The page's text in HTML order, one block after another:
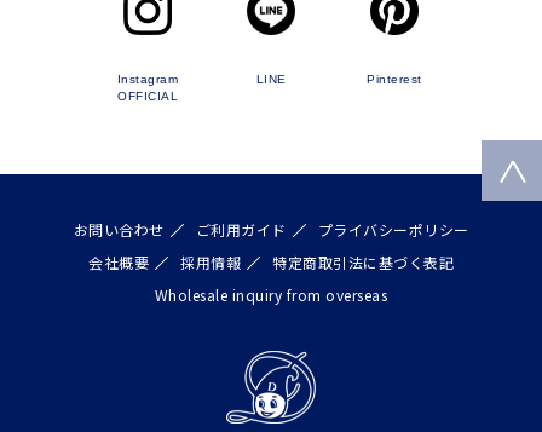
Instagram
OFFICIAL
LINE Pinterest
お問い合わせ ご利用ガイド
プライバシーポリシー
会社概要
採用情報
特定商取引法に基づく表記
Wholesale inquiry from overseas